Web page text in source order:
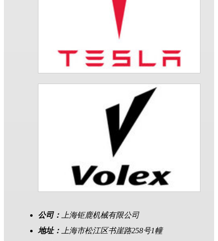
公司：
上海钜鹿机械有限公司
地址：
上海市松江区书崖路258号1幢